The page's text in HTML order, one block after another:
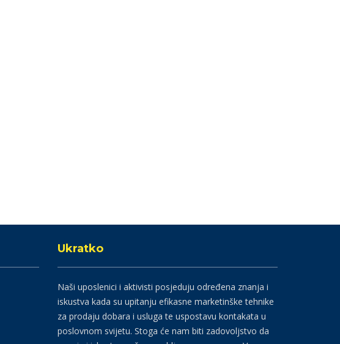
Ukratko
Naši uposlenici i aktivisti posjeduju određena znanja i
iskustva kada su upitanju efikasne marketinške tehnike
za prodaju dobara i usluga te uspostavu kontakata u
poslovnom svijetu. Stoga će nam biti zadovoljstvo da